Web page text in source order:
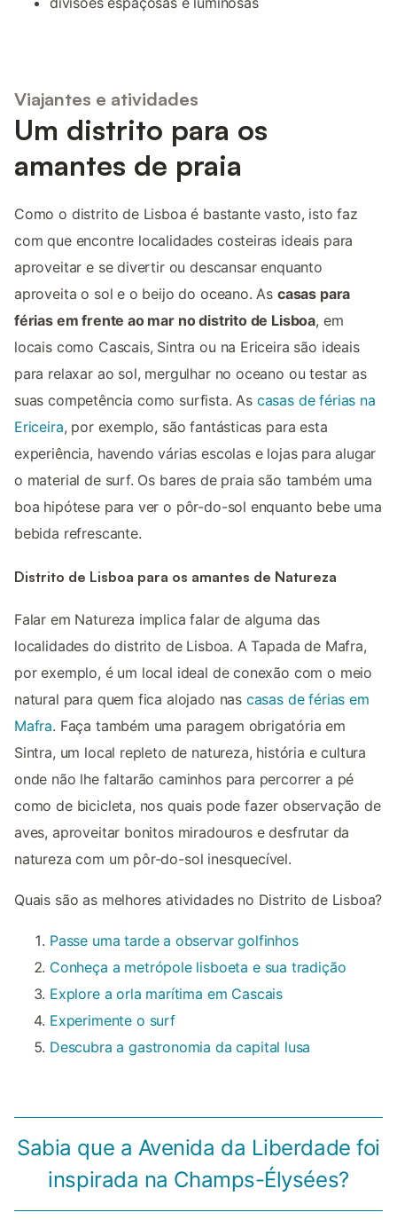
Viajantes e atividades
Um distrito para os
amantes de praia
Como o distrito de Lisboa é bastante vasto, isto faz
com que encontre localidades costeiras ideais para
aproveitar e se divertir ou descansar enquanto
aproveita o sol e o beijo do oceano. As casas para
férias em frente ao mar no distrito de Lisboa, em
locais como Cascais, Sintra ou na Ericeira são ideais
para relaxar ao sol, mergulhar no oceano ou testar as
suas competência como surfista. As casas de férias na
Ericeira, por exemplo, são fantásticas para esta
experiência, havendo várias escolas e lojas para alugar
o material de surf. Os bares de praia são também uma
boa hipótese para ver o pôr-do-sol enquanto bebe uma
bebida refrescante.
Distrito de Lisboa para os amantes de Natureza
Falar em Natureza implica falar de alguma das
localidades do distrito de Lisboa. A Tapada de Mafra,
por exemplo, é um local ideal de conexão com o meio
natural para quem fica alojado nas casas de férias em
Mafra. Faça também uma paragem obrigatória em
Sintra, um local repleto de natureza, história e cultura
onde não lhe faltarão caminhos para percorrer a pé
como de bicicleta, nos quais pode fazer observação de
aves, aproveitar bonitos miradouros e desfrutar da
natureza com um pôr-do-sol inesquecível.
Quais são as melhores atividades no Distrito de Lisboa?
Passe uma tarde a observar golfinhos
Conheça a metrópole lisboeta e sua tradição
Explore a orla marítima em Cascais
Experimente o surf
Descubra a gastronomia da capital lusa
Sabia que a Avenida da Liberdade foi
inspirada na Champs-Élysées?